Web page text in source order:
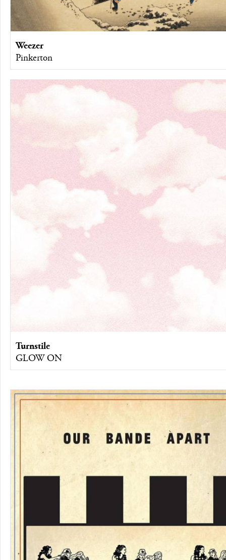
Weezer
Pinkerton
Turnstile
GLOW ON